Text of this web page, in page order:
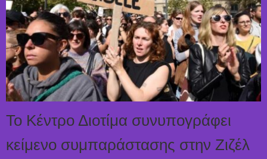
Το Κέντρο Διοτίμα συνυπογράφει
κείμενο συμπαράστασης στην Ζιζέλ